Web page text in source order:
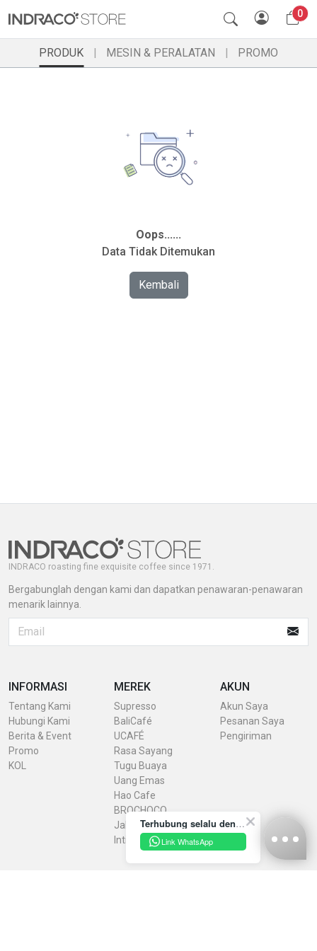
0
PRODUK MESIN & PERALATAN PROMO
Oops......
Data Tidak Ditemukan
Kembali
INDRACO roasting fine exquisite coffee since 1971.
Bergabunglah dengan kami dan dapatkan penawaran-penawaran
menarik lainnya.
INFORMASI
Tentang Kami
Hubungi Kami
Berita & Event
Promo
KOL
MEREK
Supresso
BaliCafé
UCAFÉ
Rasa Sayang
Tugu Buaya
Uang Emas
Hao Cafe
BROCHOCO
Jaheku
IntiRasa
AKUN
Akun Saya
Pesanan Saya
Pengiriman
Terhubung selalu dengan INDRACO Store melalui akun resmi kami yuk!
Link WhatsApp